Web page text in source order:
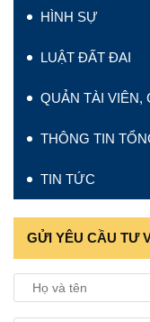
HÌNH SỰ
LUẬT ĐẤT ĐAI
QUẢN TÀI VIÊN,
THÔNG TIN
TIN TỨC
GỬI YÊU CẦU TƯ